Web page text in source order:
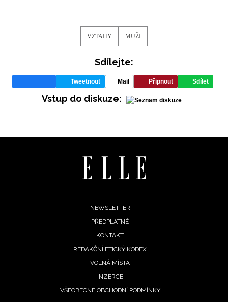
VZTAHY MUŽI
Sdílejte:
Tweetnout Mail Připnout Sdílet
Vstup do diskuze:
NEWSLETTER
PŘEDPLATNÉ
KONTAKT
REDAKČNÍ ETICKÝ KODEX
VOLNÁ MÍSTA
INZERCE
VŠEOBECNÉ OBCHODNÍ PODMÍNKY